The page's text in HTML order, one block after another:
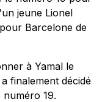
jeune Lionel
Barcelone de
à Yamal le
finalement décidé
19.